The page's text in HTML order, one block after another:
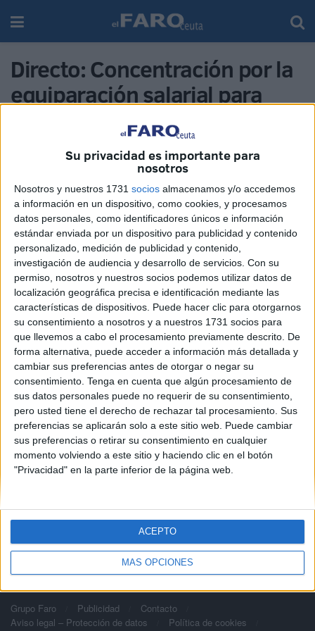
Su privacidad es importante para
nosotros
Nosotros y nuestros 1731 socios almacenamos y/o accedemos
a información en un dispositivo, como cookies, y procesamos
datos personales, como identificadores únicos e información
estándar enviada por un dispositivo para publicidad y contenido
personalizado, medición de publicidad y contenido,
investigación de audiencia y desarrollo de servicios. Con su
permiso, nosotros y nuestros socios podemos utilizar datos de
localización geográfica precisa e identificación mediante las
características de dispositivos. Puede hacer clic para otorgarnos
su consentimiento a nosotros y a nuestros 1731 socios para
que llevemos a cabo el procesamiento previamente descrito. De
forma alternativa, puede acceder a información más detallada y
cambiar sus preferencias antes de otorgar o negar su
consentimiento. Tenga en cuenta que algún procesamiento de
sus datos personales puede no requerir de su consentimiento,
pero usted tiene el derecho de rechazar tal procesamiento. Sus
preferencias se aplicarán solo a este sitio web. Puede cambiar
sus preferencias o retirar su consentimiento en cualquier
momento volviendo a este sitio y haciendo clic en el botón
"Privacidad" en la parte inferior de la página web.
MÁS OPCIONES
ACEPTO
Directo: Concentración por la
equiparación salarial para
guardias civiles y policías
nacionales
https://www.skylinewebcams.com/es/webcam/espana/comunidad-
de-madrid/madrid/puerta-del-sol.html
Grupo Faro Publicidad
Contacto
Aviso legal – Protección de datos
Política de cookies